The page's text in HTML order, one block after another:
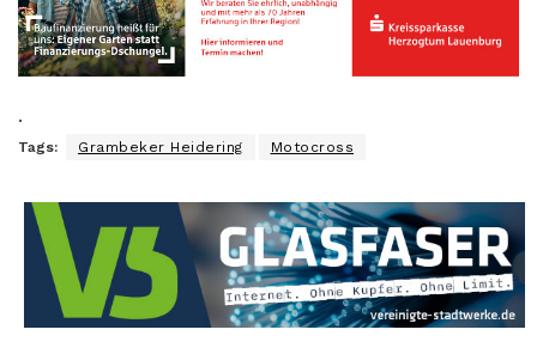
.
Tags: Grambeker Heidering Motocross